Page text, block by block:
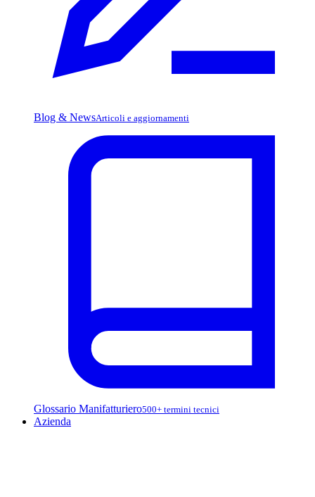
Blog & NewsArticoli e aggiornamenti
Glossario Manifatturiero500+ termini tecnici
Azienda